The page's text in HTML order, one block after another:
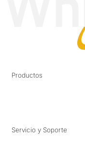
Productos
Servicio y Soporte